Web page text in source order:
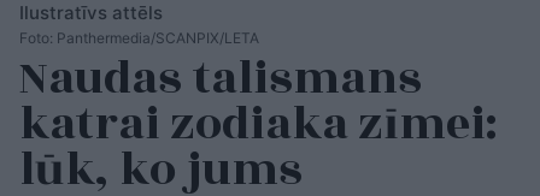
Ilustratīvs attēls
Foto: Panthermedia/SCANPIX/LETA
Naudas talismans
katrai zodiaka zīmei:
lūk, ko jums